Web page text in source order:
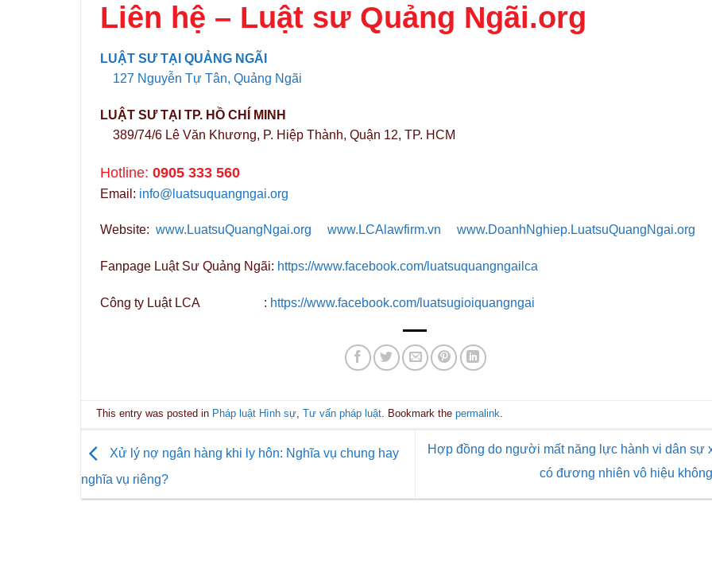
Liên hệ – Luật sư Quảng Ngãi.org
LUẬT SƯ TẠI QUẢNG NGÃI
127 Nguyễn Tự Tân, Quảng Ngãi
LUẬT SƯ TẠI TP. HỒ CHÍ MINH
389/74/6 Lê Văn Khương, P. Hiệp Thành, Quận 12, TP. HCM
Hotline: 0905 333 560
Email: info@luatsuquangngai.org
Website: www.LuatsuQuangNgai.org www.LCAlawfirm.vn www.DoanhNghiep.LuatsuQuangNgai.org
Fanpage Luật Sư Quảng Ngãi: https://www.facebook.com/luatsuquangngailca
Công ty Luật LCA : https://www.facebook.com/luatsugioiquangngai
This entry was posted in Pháp luật Hình sự,Tư vấn pháp luật. Bookmark thepermalink.
Xử lý nợ ngân hàng khi ly hôn: Nghĩa vụ chung hay
nghĩa vụ riêng?
Hợp đồng do người mất năng lực hành vi dân sự
có đương nhiên vô hiệu